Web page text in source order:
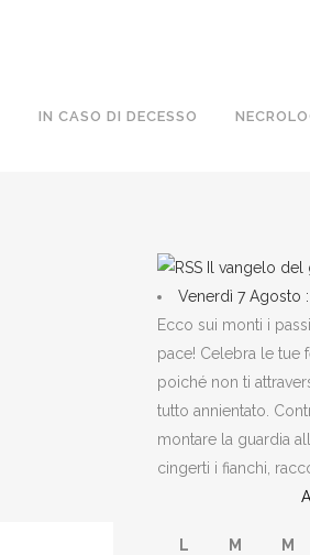
IN CASO DI DECESSO
Il vangelo
Venerdì 7 Agosto
Ecco sui monti i
pace! Celebra le tue
poiché non ti
tutto annientato.
montare la guardia
cingerti i fianchi,
L M M